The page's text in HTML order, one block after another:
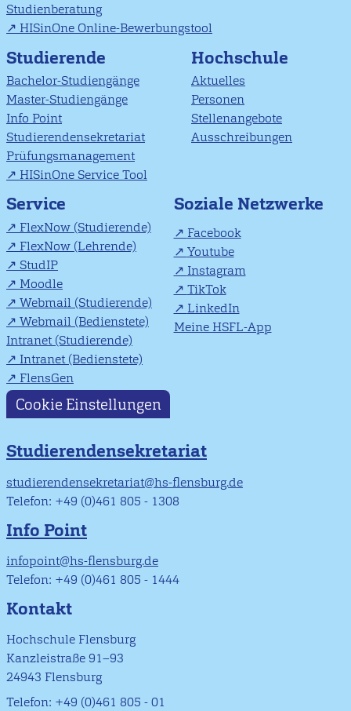
Studienberatung
HISinOne Online-Bewerbungstool
Studierende
Bachelor-Studiengänge
Master-Studiengänge
Info Point
Studierendensekretariat
Prüfungsmanagement
HISinOne Service Tool
Hochschule
Aktuelles
Personen
Stellenangebote
Ausschreibungen
Service
FlexNow (Studierende)
FlexNow (Lehrende)
StudIP
Moodle
Webmail (Studierende)
Webmail (Bedienstete)
Intranet (Studierende)
Intranet (Bedienstete)
FlensGen
Soziale Netzwerke
Facebook
Youtube
Instagram
TikTok
LinkedIn
Meine HSFL-App
Cookie Einstellungen
Studierendensekretariat
studierendensekretariat@hs-flensburg.de
Telefon: +49 (0)461 805 - 1308
Info Point
infopoint@hs-flensburg.de
Telefon: +49 (0)461 805 - 1444
Kontakt
Hochschule Flensburg
Kanzleistraße 91–93
24943 Flensburg
Telefon: +49 (0)461 805 - 01